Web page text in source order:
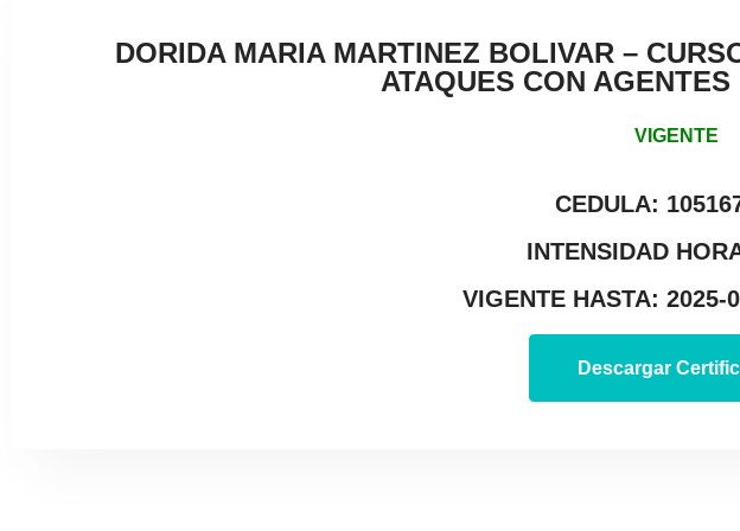
DORIDA MARIA MARTINEZ BOLIVAR –
ATAQUES CON
VIGENTE
CEDULA:
INTENSIDAD
VIGENTE HASTA: 2025-
Descargar